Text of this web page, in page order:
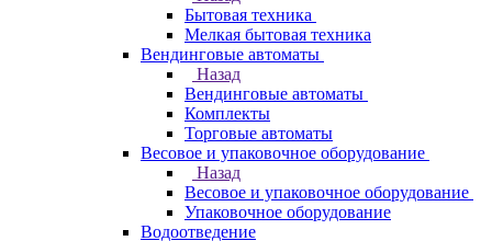
Бытовая техника
Мелкая бытовая техника
Вендинговые автоматы
Назад
Вендинговые автоматы
Комплекты
Торговые автоматы
Весовое и упаковочное оборудование
Назад
Весовое и упаковочное оборудование
Упаковочное оборудование
Водоотведение